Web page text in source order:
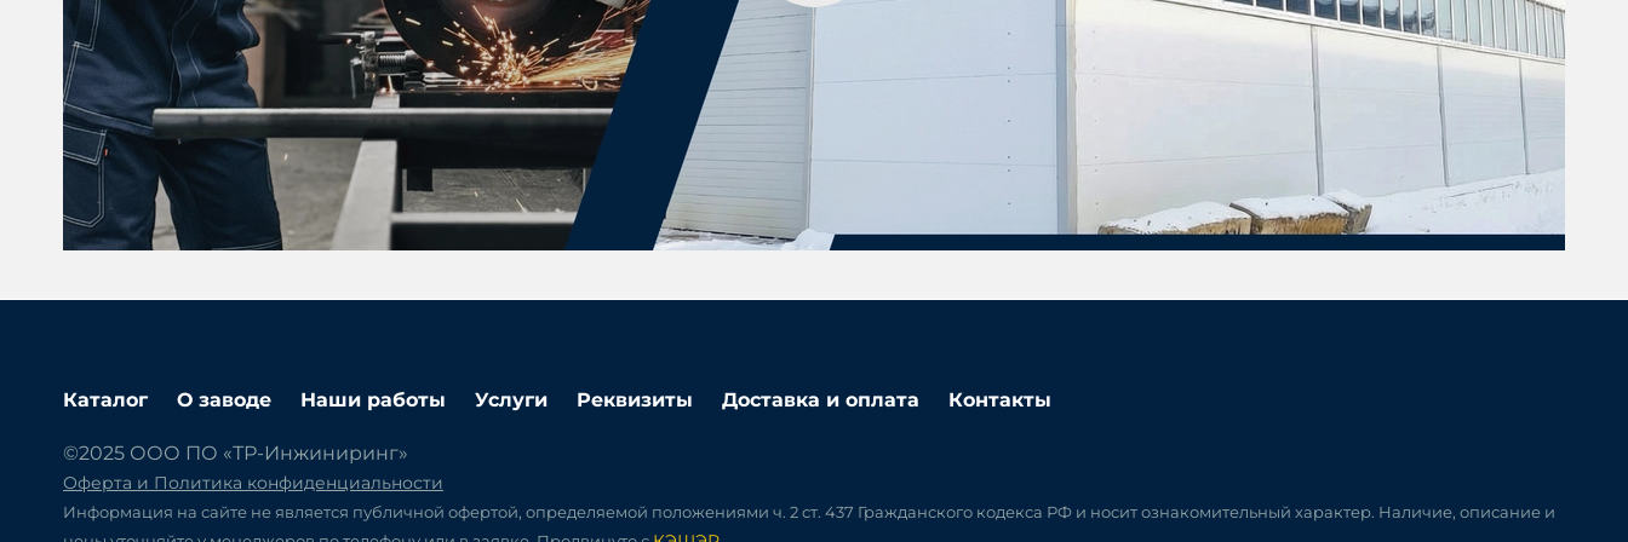
Каталог О заводе Наши работы Услуги Реквизиты Доставка и оплата Контакты
©2025 ООО ПО «ТР-Инжиниринг»
Оферта и Политика конфиденциальности
Информация на сайте не является публичной офертой, определяемой положениями ч. 2 ст. 437 Гражданского кодекса РФ и носит ознакомительный характер. Наличие, описание и